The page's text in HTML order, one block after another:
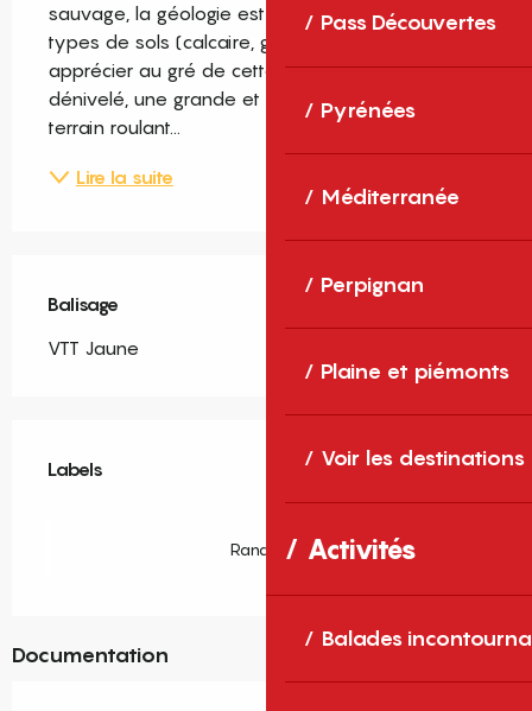
Pass Découvertes
Pyrénées
Méditerranée
Perpignan
Plaine et piémonts
Voir les destinations
Activités
Balades
sauvage, la géologie est fluctuante et différents
types de sols (calcaire, granit, schiste) sont à
apprécier au gré de cette balade. Peu de
dénivelé, une grande et longue descente sur un
terrain roulant...
Lire la suite
Balisage
VTT Jaune
Labels
Labels
Rando66
Documentation